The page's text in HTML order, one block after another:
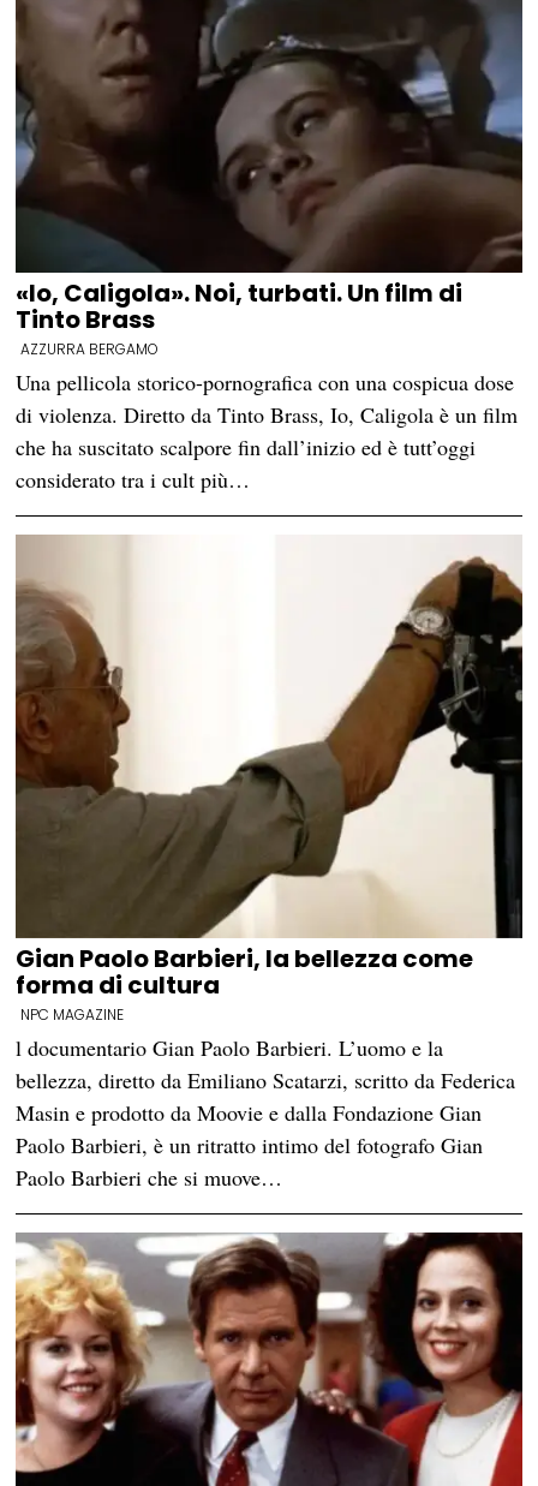
«Io, Caligola». Noi, turbati. Un film di
Tinto Brass
AZZURRA BERGAMO
Una pellicola storico-pornografica con una cospicua dose
di violenza. Diretto da Tinto Brass, Io, Caligola è un film
che ha suscitato scalpore fin dall’inizio ed è tutt’oggi
considerato tra i cult più…
Gian Paolo Barbieri, la bellezza come
forma di cultura
NPC MAGAZINE
l documentario Gian Paolo Barbieri. L’uomo e la
bellezza, diretto da Emiliano Scatarzi, scritto da Federica
Masin e prodotto da Moovie e dalla Fondazione Gian
Paolo Barbieri, è un ritratto intimo del fotografo Gian
Paolo Barbieri che si muove…